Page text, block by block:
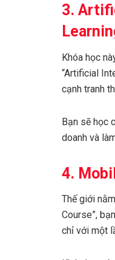
3.
Khóa học
“Artificial
cạnh tranh
Bạn sẽ học
doanh và
4.
Thế giới
Course”,
chỉ với một